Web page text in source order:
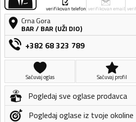
verifikovan telefon verifikovan email
Crna Gora
BAR/ BAR (UŽI DIO)
+382 68 323 789
Sačuvaj oglas Sačuvaj profil
Pogledaj sve oglase prodavca
Pogledaj oglase iz tvoje okoline